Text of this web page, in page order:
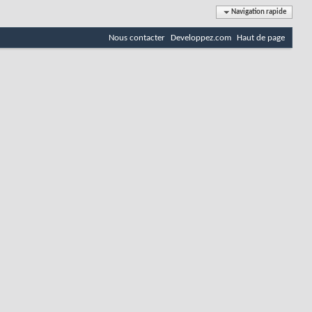
Navigation rapide
Nous contacter Developpez.com Haut de page